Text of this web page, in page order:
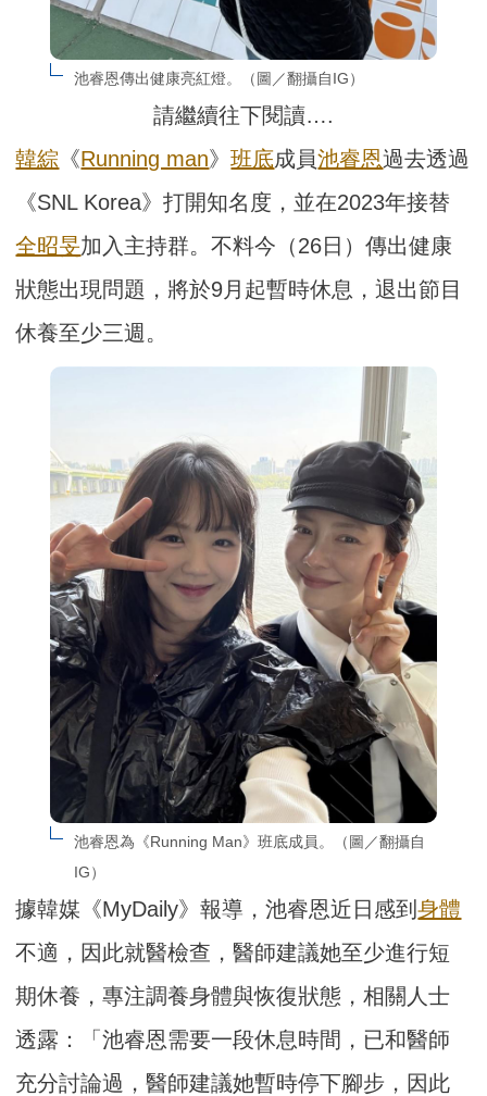
池睿恩傳出健康亮紅燈。（圖／翻攝自IG）
請繼續往下閱讀….
韓綜 《Running man》班底成員池睿恩過去透過
《SNL Korea》打開知名度，並在2023年接替
全昭旻加入主持群。不料今（26日）傳出健康
狀態出現問題，將於9月起暫時休息，退出節目
休養至少三週。
池睿恩為《Running Man》班底成員。（圖／翻攝自
IG）
據韓媒《MyDaily》報導，池睿恩近日感到身體
不適，因此就醫檢查，醫師建議她至少進行短
期休養，專注調養身體與恢復狀態，相關人士
透露：「池睿恩需要一段休息時間，已和醫師
充分討論過，醫師建議她暫時停下腳步，因此